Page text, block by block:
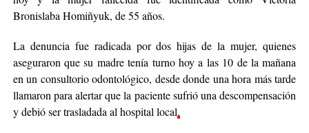
Bronislaba Homiñyuk, de 55 años.
La denuncia fue radicada por dos hijas de la mujer, quienes
aseguraron que su madre tenía turno hoy a las 10 de la mañana
en un consultorio odontológico, desde donde una hora más tarde
llamaron para alertar que la paciente sufrió una descompensación
y debió ser trasladada al hospital local.